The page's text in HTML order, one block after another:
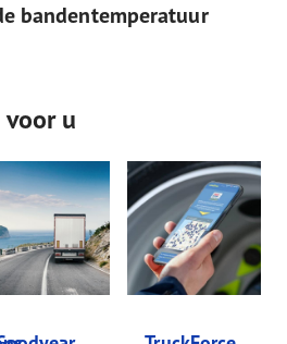
bandentemperatuur
u